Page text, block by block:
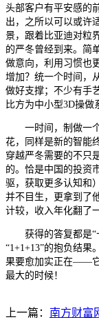
头部客户有平安感的
出，之所以可以或许
景，跟着比亚迪对粒
的严冬曾经到来。简
做意向，利用习惯也
增加？统一个时间，
做好支撑；不少有手
比方为中小型3D操做
一时间，制做一个
花，同样是新的智能
穿越严冬需要的不只
的。恰是中国的投资
驱，获取更多认知和
并不目生，更拿到了
计较，收入年化翻了
获得的答复都是“
“1+1+13”的抱负结
果要愈加实正在——它
最大的时候！
上一篇： 南方财富